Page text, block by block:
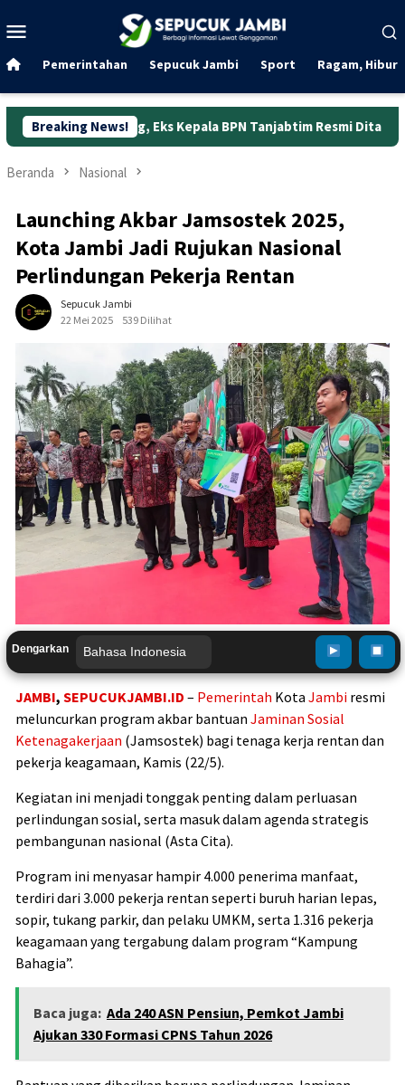
ke
Mobile
Pemerintahan Sepucuk Jambi Sport Ragam,
Breaking News!
Eks Kepala BPN Tanjabtim Resmi Ditahan Dunia
Beranda Nasional
Launching Akbar Jamsostek 2025,
Kota Jambi Jadi Rujukan Nasional
Perlindungan Pekerja Rentan
Sepucuk Jambi
22 Mei 2025
539 Dilihat
Dengarkan
JAMBI, SEPUCUKJAMBI.ID – Pemerintah Kota Jambi resmi
meluncurkan program akbar bantuan Jaminan Sosial
Ketenagakerjaan (Jamsostek) bagi tenaga kerja rentan dan
pekerja keagamaan, Kamis (22/5).
Kegiatan ini menjadi tonggak penting dalam perluasan
perlindungan sosial, serta masuk dalam agenda strategis
pembangunan nasional (Asta Cita).
Program ini menyasar hampir 4.000 penerima manfaat,
terdiri dari 3.000 pekerja rentan seperti buruh harian lepas,
sopir, tukang parkir, dan pelaku UMKM, serta 1.316 pekerja
keagamaan yang tergabung dalam program “Kampung
Bahagia”.
Baca juga: Ada 240 ASN Pensiun, Pemkot Jambi
Ajukan 330 Formasi CPNS Tahun 2026